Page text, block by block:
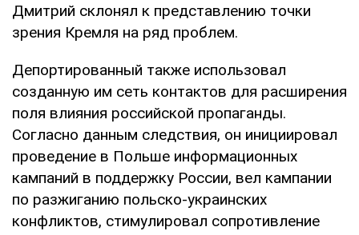
Дмитрий склонял к представлению точки
зрения Кремля на ряд проблем.
Депортированный также использовал
созданную им сеть контактов для расширения
поля влияния российской пропаганды.
Согласно данным следствия, он инициировал
проведение в Польше информационных
кампаний в поддержку России, вел кампании
по разжиганию польско-украинских
конфликтов, стимулировал сопротивление